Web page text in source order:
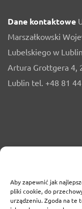
Aby zapewnić jak
pliki cookie, do
urządzeniu. Zgoda na te
Dane kontaktowe
Marszałkowski
Lubelskiego w
Artura Grottgera 4,
Lublin tel. +48 81